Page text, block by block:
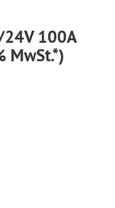
100A
MwSt.*)